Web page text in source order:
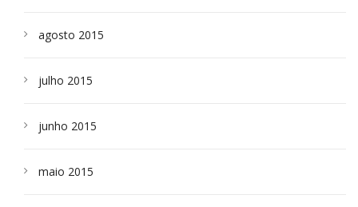
agosto 2015
julho 2015
junho 2015
maio 2015